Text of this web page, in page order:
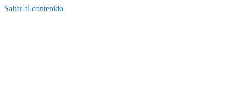
Saltar al contenido